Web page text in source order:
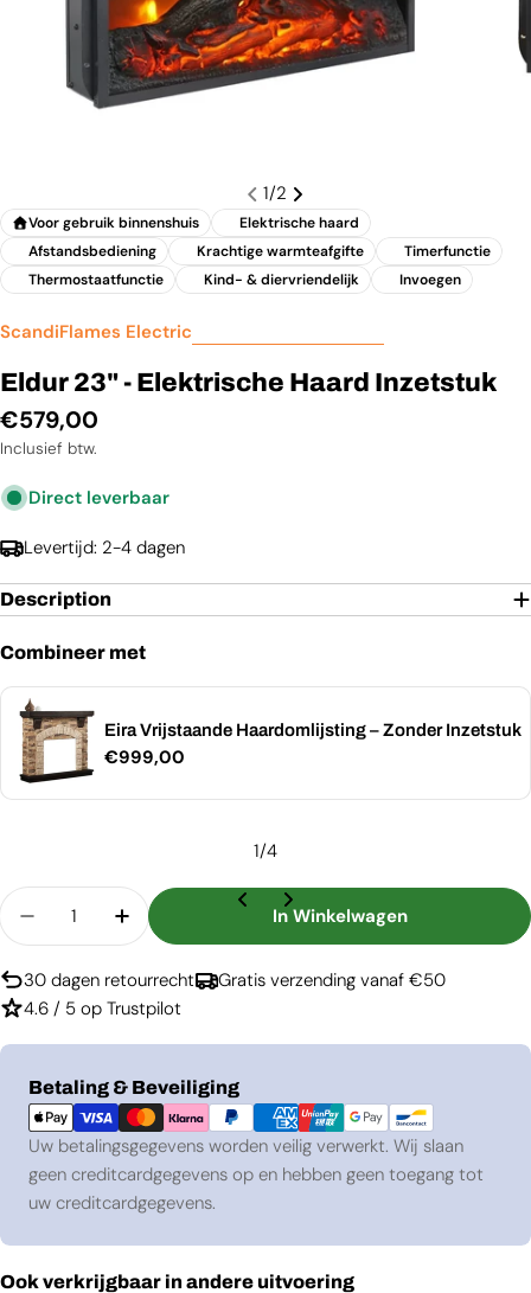
1/2
Voor gebruik binnenshuis
Elektrische haard
Afstandsbediening
Krachtige warmteafgifte
Timerfunctie
Thermostaatfunctie
Kind- & diervriendelijk Invoegen
ScandiFlames Electric
Eldur 23" - Elektrische Haard Inzetstuk
Normale
prijs
€579,00
Inclusief btw.
Direct leverbaar
Levertijd: 2-4 dagen
Description
Combineer met
Eira Vrijstaande Haardomlijsting – Zonder Inzetstuk
Normale
€999,00
1/4
Aantal
Aantal Verlagen Voor Eldur 23&quot; -
Aantal Verhogen Voor Eldur 23&quot;
In Winkelwagen
30 dagen retourrecht
Gratis verzending vanaf €50
4.6 / 5 op Trustpilot
Betaling & Beveiliging
Betaalmethoden
Uw betalingsgegevens worden veilig verwerkt. Wij slaan
geen creditcardgegevens op en hebben geen toegang tot
uw creditcardgegevens.
Ook verkrijgbaar in andere uitvoering